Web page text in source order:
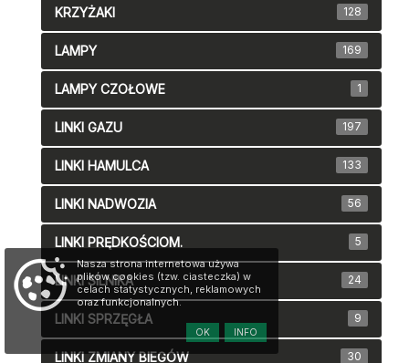
KRZYŻAKI 128
LAMPY 169
LAMPY CZOŁOWE 1
LINKI GAZU 197
LINKI HAMULCA 133
LINKI NADWOZIA 56
LINKI PRĘDKOŚCIOM. 5
LINKI SILNIKA 24
LINKI SPRZĘGŁA 9
LINKI ZMIANY BIEGÓW 30
Nasza strona internetowa używa
plików cookies (tzw. ciasteczka) w
celach statystycznych, reklamowych
oraz funkcjonalnych.
INFO
OK